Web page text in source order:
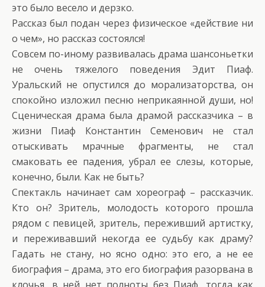
это было весело и дерзко.
Рассказ был подан через физическое «действие ни
о чем», но рассказ состоялся!
Совсем по-иному развивалась драма шансоньетки
не очень тяжелого поведения Эдит Пиаф.
Уральский не опустился до морализаторства, он
спокойно изложил песню неприкаянной души, но!
Сценическая драма была драмой рассказчика – в
жизни Пиаф Константин Семенович не стал
отыскивать мрачные фрагменты, не стал
смаковать ее падения, убрал ее слезы, которые,
конечно, были. Как не быть?
Спектакль начинает сам хореограф – рассказчик.
Кто он? Зритель, молодость которого прошла
рядом с певицей, зритель, переживший артистку,
и переживавший некогда ее судьбу как драму?
Гадать не стану, но ясно одно: это его, а не ее
биография – драма, это его биография разорвана в